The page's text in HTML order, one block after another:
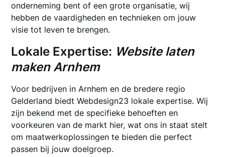
onderneming bent of een grote organisatie, wij
hebben de vaardigheden en technieken om jouw
visie tot leven te brengen.
Lokale Expertise: Website laten
maken Arnhem
Voor bedrijven in Arnhem en de bredere regio
Gelderland biedt Webdesign23 lokale expertise. Wij
zijn bekend met de specifieke behoeften en
voorkeuren van de markt hier, wat ons in staat stelt
om maatwerkoplossingen te bieden die perfect
passen bij jouw doelgroep.